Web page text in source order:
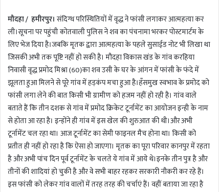
d
a
n
e
m
a
l
मौदहा / हमीरपुर। संदिग्ध परिस्थितियों में वृद्ध ने फांसी लगाकर आत्महत्या कर
ली।सूचना पर पहुंची कोतवाली पुलिस ने शव का पंचनामा भरकर पोस्टमार्टम के
लिए भेज दिया है।जबकि मृतक द्वारा आत्महत्या के पहले सुसाईड नोट भी लिखा था
जिसकी अभी तक पूष्टि नहीं हो सकी है। मौदहा विकास खंड के गांव करहिया
निवासी वृद्ध प्रमोद मिश्रा (60)का शव उसी के घर के आंगन में फांसी के फंदे में
झूलता हुआ मिलने से पूरे गांव में हड़कंप मचा हुआ है।हँसमुख स्वभाव के प्रमोद को
फांसी लगा लेने की बात किसी भी ग्रामीण को हजम नहीं हो रही है। गांव वाले
बताते हैं कि तीन दशक से गांव में प्रमोद क्रिकेट टूर्नामेंट का आयोजन इन्ही के नाम
से होता आ रहा है। इन्होंने ही गांव में इस खेल की शुरुआत की थी।और अभी
टूर्नामेंट चल रहा था। आज टूर्नामेंट का सेमी फाइनल मैच होना था। किसी को
प्रतीत ही नहीं हो रहा है कि ऐसा हो जाएगा। मृतक का पूरा परिवार कानपुर में रहता
है और अभी पांच दिन पूर्व टूर्नामेंट के चलते ये गांव में आये थे।इनके तीन पुत्र है और
तीनों की शादियां हो चुकी है और वे सभी बाहर रहकर सरकारी नौकरी कर रहे हैं।
इस फांसी को लेकर गांव वालों में तरह तरह की चर्चाएं हैं। वहीं बताया जा रहा है